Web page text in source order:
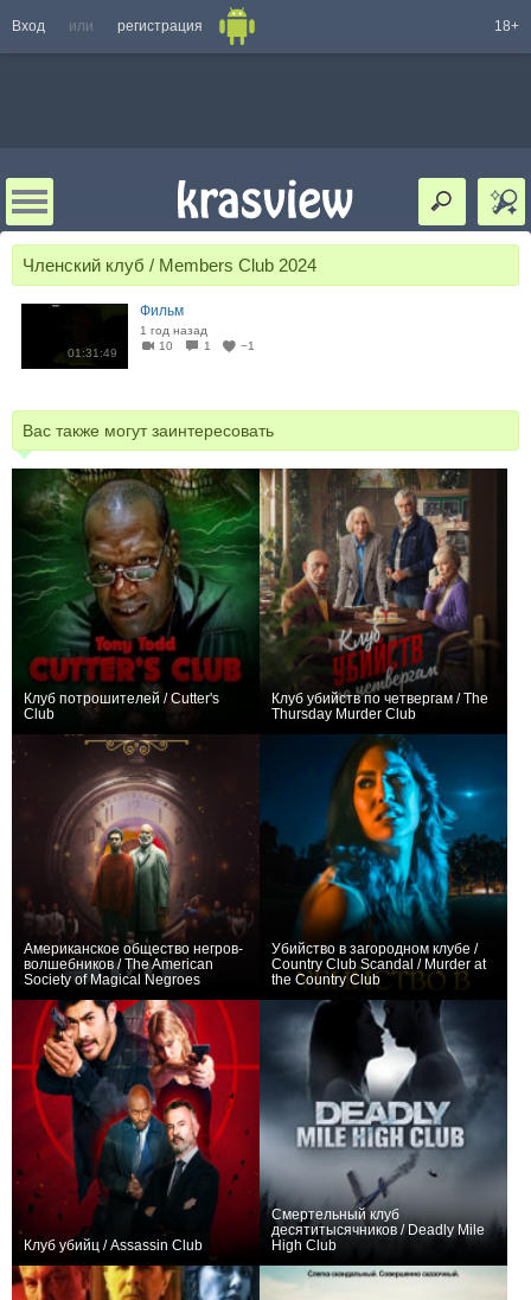
Вход или регистрация 18+
Членский клуб / Members Club 2024
01:31:49
Фильм
1 год назад
10
1 −1
Вас также могут заинтересовать
Клуб потрошителей / Cutter's
Club
Клуб убийств по четвергам / The
Thursday Murder Club
Американское общество негров-
волшебников / The American
Society of Magical Negroes
Убийство в загородном клубе /
Country Club Scandal / Murder at
the Country Club
Клуб убийц / Assassin Club
Смертельный клуб
десятитысячников / Deadly Mile
High Club